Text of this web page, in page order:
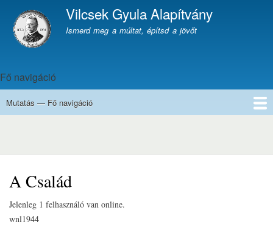
Ugrás
a
tartalomra
Webhely márkázása
Vilcsek Gyula Alapítvány
Ismerd meg a múltat, építsd a jövőt
Fő navigáció
Mutatás — Fő navigáció
A Család
Jelenleg 1 felhasználó van online.
wnl1944